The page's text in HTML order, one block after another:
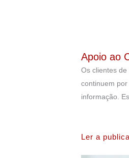
Apoio ao
Os clientes
continuem
informação.
Ler a